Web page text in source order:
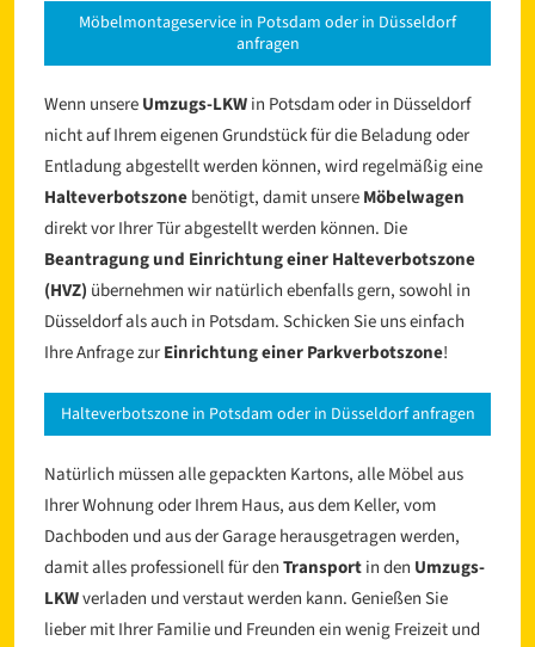
Möbelmontageservice in Potsdam oder in Düsseldorf
anfragen
Wenn unsereUmzugs-LKWin Potsdam oder in Düsseldorf
nicht auf Ihrem eigenen Grundstück für die Beladung oder
Entladung abgestellt werden können, wird regelmäßig eine
Halteverbotszonebenötigt, damit unsereMöbelwagen
direkt vor Ihrer Tür abgestellt werden können. Die
Beantragung und Einrichtung einer Halteverbotszone
(HVZ) übernehmen wir natürlich ebenfalls gern, sowohl in
Düsseldorf als auch in Potsdam. Schicken Sie uns einfach
Ihre Anfrage zurEinrichtung einer Parkverbotszone!
Halteverbotszone in Potsdam oder in Düsseldorf anfragen
Natürlich müssen alle gepackten Kartons, alle Möbel aus
Ihrer Wohnung oder Ihrem Haus, aus dem Keller, vom
Dachboden und aus der Garage herausgetragen werden,
damit alles professionell für denTransportin den Umzugs-
LKWverladen und verstaut werden kann. Genießen Sie
lieber mit Ihrer Familie und Freunden ein wenig Freizeit und